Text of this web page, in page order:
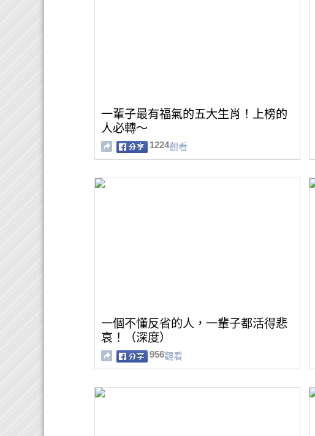
一輩子最有福氣的五大生肖！上榜的
人必轉～
1224觀看
一個不懂反省的人，一輩子都活得悲
哀！（深度）
956觀看